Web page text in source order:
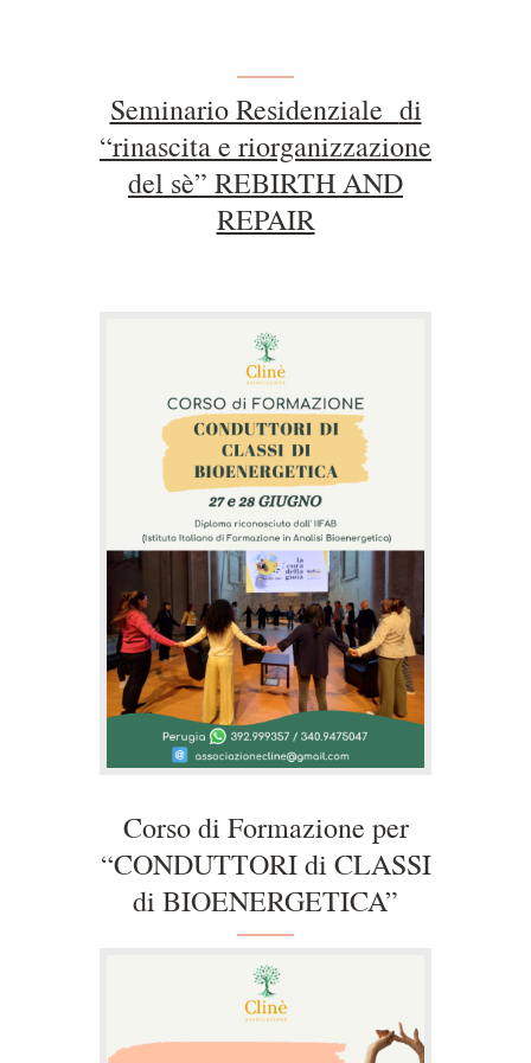
Seminario Residenziale di
“rinascita e riorganizzazione
del sè” REBIRTH AND
REPAIR
Corso di Formazione per
“CONDUTTORI di CLASSI
di BIOENERGETICA”